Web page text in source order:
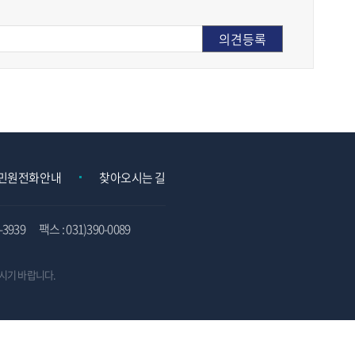
원전화안내 찾아오시는 길
팩스 : 031)390-0089
기 바랍니다.